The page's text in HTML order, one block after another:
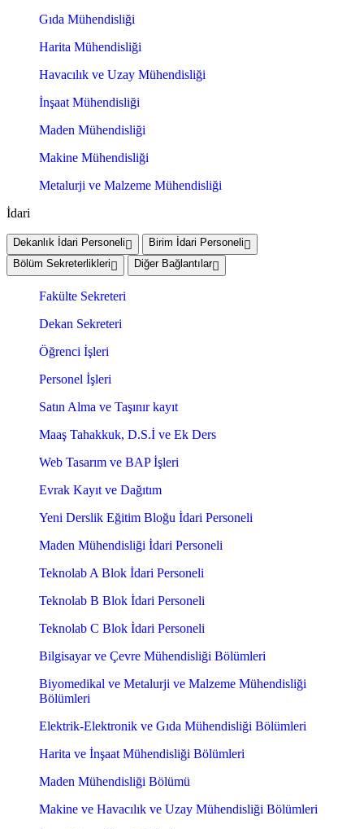
Gıda Mühendisliği
Harita Mühendisliği
Havacılık ve Uzay Mühendisliği
İnşaat Mühendisliği
Maden Mühendisliği
Makine Mühendisliği
Metalurji ve Malzeme Mühendisliği
İdari
Dekanlık İdari Personeli
Birim İdari Personeli
Bölüm Sekreterlikleri
Diğer Bağlantılar
Fakülte Sekreteri
Dekan Sekreteri
Öğrenci İşleri
Personel İşleri
Satın Alma ve Taşınır kayıt
Maaş Tahakkuk, D.S.İ ve Ek Ders
Web Tasarım ve BAP İşleri
Evrak Kayıt ve Dağıtım
Yeni Derslik Eğitim Bloğu İdari Personeli
Maden Mühendisliği İdari Personeli
Teknolab A Blok İdari Personeli
Teknolab B Blok İdari Personeli
Teknolab C Blok İdari Personeli
Bilgisayar ve Çevre Mühendisliği Bölümleri
Biyomedikal ve Metalurji ve Malzeme Mühendisliği
Bölümleri
Elektrik-Elektronik ve Gıda Mühendisliği Bölümleri
Harita ve İnşaat Mühendisliği Bölümleri
Maden Mühendisliği Bölümü
Makine ve Havacılık ve Uzay Mühendisliği Bölümleri